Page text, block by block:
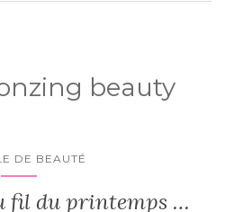
beauty
DE BEAUTÉ
fil du printemps …